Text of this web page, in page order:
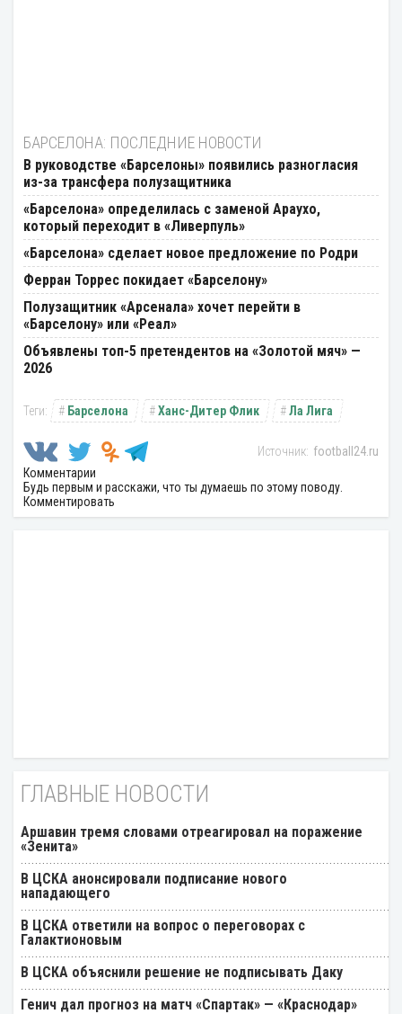
БАРСЕЛОНА: ПОСЛЕДНИЕ НОВОСТИ
В руководстве «Барселоны» появились разногласия
из-за трансфера полузащитника
«Барселона» определилась с заменой Араухо,
который переходит в «Ливерпуль»
«Барселона» сделает новое предложение по Родри
Ферран Торрес покидает «Барселону»
Полузащитник «Арсенала» хочет перейти в
«Барселону» или «Реал»
Объявлены топ-5 претендентов на «Золотой мяч» —
2026
Барселона Ханс-Дитер Флик Ла Лига
football24.ru
Комментарии
Будь первым и расскажи, что ты думаешь по этому поводу.
Комментировать
ГЛАВНЫЕ НОВОСТИ
Аршавин тремя словами отреагировал на поражение
«Зенита»
В ЦСКА анонсировали подписание нового
нападающего
В ЦСКА ответили на вопрос о переговорах с
Галактионовым
В ЦСКА объяснили решение не подписывать Даку
Генич дал прогноз на матч «Спартак» — «Краснодар»